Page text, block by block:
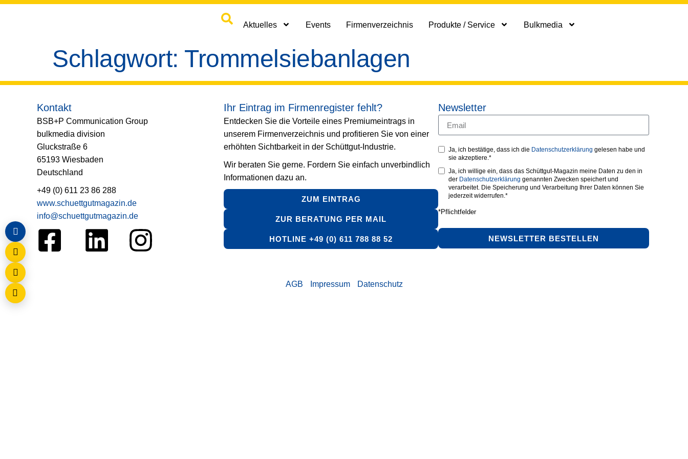
Aktuelles
Events Firmenverzeichnis Produkte / Service Bulkmedia
Schlagwort: Trommelsiebanlagen
Kontakt
BSB+P Communication Group
bulkmedia division
Gluckstraße 6
65193 Wiesbaden
Deutschland
+49 (0) 611 23 86 288
www.schuettgutmagazin.de
info@schuettgutmagazin.de
Ihr Eintrag im Firmenregister fehlt?
Entdecken Sie die Vorteile eines Premiumeintrags in
unserem Firmenverzeichnis und profitieren Sie von einer
erhöhten Sichtbarkeit in der Schüttgut-Industrie.
Wir beraten Sie gerne. Fordern Sie einfach unverbindlich
Informationen dazu an.
ZUM EINTRAG
ZUR BERATUNG PER MAIL
HOTLINE +49 (0) 611 788 88 52
Newsletter
Ja, ich bestätige, dass ich die Datenschutzerklärunggelesen habe und
sie akzeptiere.*
Ja, ich willige ein, dass das Schüttgut-Magazin meine Daten zu den in
der Datenschutzerklärunggenannten Zwecken speichert und
verarbeitet. Die Speicherung und Verarbeitung Ihrer Daten können Sie
jederzeit widerrufen.*
*Pflichtfelder
NEWSLETTER BESTELLEN
AGB Impressum Datenschutz